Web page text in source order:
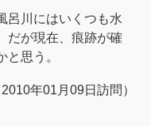
呂川にはいくつも水
だが現在、痕跡が確
思う。
2010年01月09日訪問）